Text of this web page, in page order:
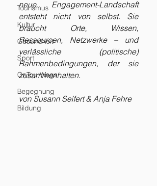
Tourismus
Kultur
Gesundheit
Sport
OnTourWegs
Begegnung
Bildung
neue Engagement-Landschaft
entsteht nicht von selbst. Sie
braucht Orte, Wissen,
Ressourcen, Netzwerke – und
verlässliche (politische)
Rahmenbedingungen, der sie
zusammenhalten.
von Susann Seifert & Anja Fehre